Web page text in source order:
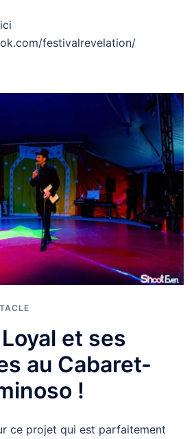
festivalrevelation/
et ses
au Cabaret-
!
ce projet qui est parfaitement